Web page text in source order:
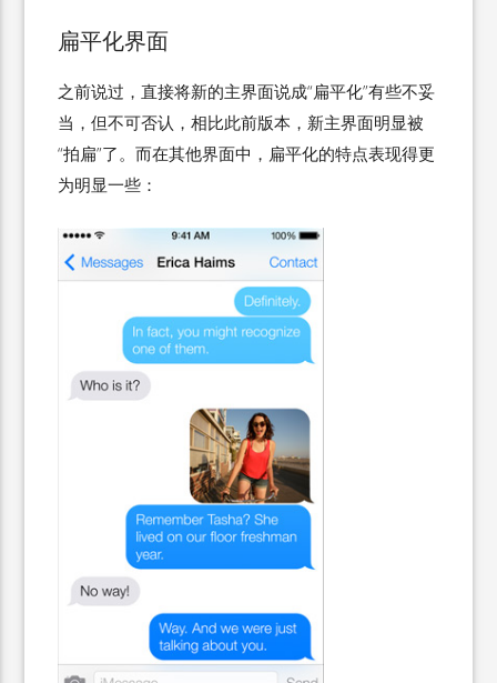
扁平化界面
之前说过，直接将新的主界面说成“扁平化”有些不妥
当，但不可否认，相比此前版本，新主界面明显被
“拍扁”了。而在其他界面中，扁平化的特点表现得更
为明显一些：